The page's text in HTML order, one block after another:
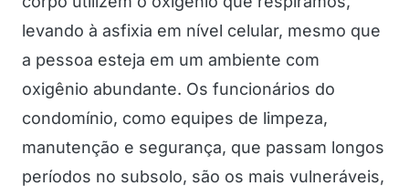
levando à asfixia em nível celular, mesmo que
a pessoa esteja em um ambiente com
oxigênio abundante. Os funcionários do
condomínio, como equipes de limpeza,
manutenção e segurança, que passam longos
períodos no subsolo, são os mais vulneráveis,